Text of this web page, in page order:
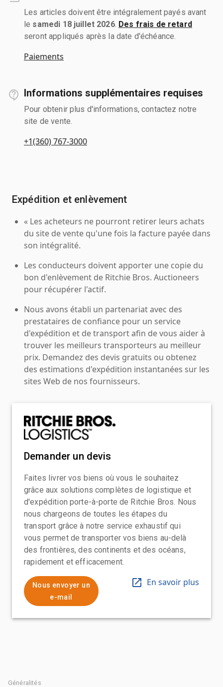
Les articles doivent être intégralement payés avant
le samedi 18 juillet 2026. Des frais de retard
seront appliqués après la date d'échéance.
Paiements
Informations supplémentaires requises
Pour obtenir plus d'informations, contactez notre
site de vente.
+1(360) 767-3000
Expédition et enlèvement
« Les acheteurs ne pourront retirer leurs achats
du site de vente qu'une fois la facture payée dans
son intégralité.
Les conducteurs doivent apporter une copie du
bon d'enlèvement de Ritchie Bros. Auctioneers
pour récupérer l'actif.
Nous avons établi un partenariat avec des
prestataires de confiance pour un service
d'expédition et de transport afin de vous aider à
trouver les meilleurs transporteurs au meilleur
prix. Demandez des devis gratuits ou obtenez
des estimations d'expédition instantanées sur les
sites Web de nos fournisseurs.
Demander un devis
Faites livrer vos biens où vous le souhaitez
grâce aux solutions complètes de logistique et
d'expédition porte-à-porte de Ritchie Bros. Nous
nous chargeons de toutes les étapes du
transport grâce à notre service exhaustif qui
vous permet de transporter vos biens au-delà
des frontières, des continents et des océans,
rapidement et efficacement.
Nous envoyer un
e-mail
En savoir plus
Généralités